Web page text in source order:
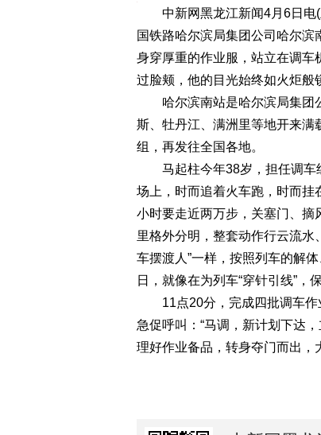
中新网黑龙江新闻4月6日电(
国铁路哈尔滨局集团公司哈尔
身穿厚重的作业服，站立在调车
过脸颊，他的目光始终如火炬般
哈尔滨南站是哈尔滨局集团公
斯、牡丹江、满洲里等地开来满
组，再发往全国各地。
马起柱今年38岁，担任调车
场上，时而追着火车跑，时而挂
小时要走近两万步，关塞门、摘
里格外分明，整套动作行云流水
车摆渡人”一样，按照列车的解
日，就像在为列车“穿针引线”，
11点20分，完成四批调车作
急促呼叫：“马调，新计划下达
理好作业备品，转身夺门而出，